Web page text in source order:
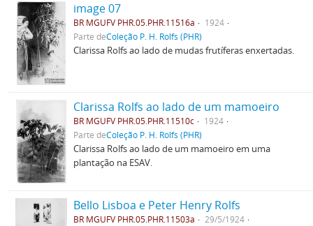
image 07
BR MGUFV PHR.05.PHR.11516a
1924
Parte deColeção P. H. Rolfs (PHR)
Clarissa Rolfs ao lado de mudas frutíferas enxertadas.
Clarissa Rolfs ao lado de um mamoeiro
BR MGUFV PHR.05.PHR.11510c
1924
Parte deColeção P. H. Rolfs (PHR)
Clarissa Rolfs ao lado de um mamoeiro em uma
plantação na ESAV.
Bello Lisboa e Peter Henry Rolfs
BR MGUFV PHR.05.PHR.11503a
29/5/1924